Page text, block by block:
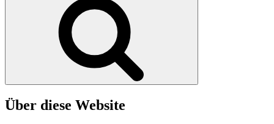
Über diese Website